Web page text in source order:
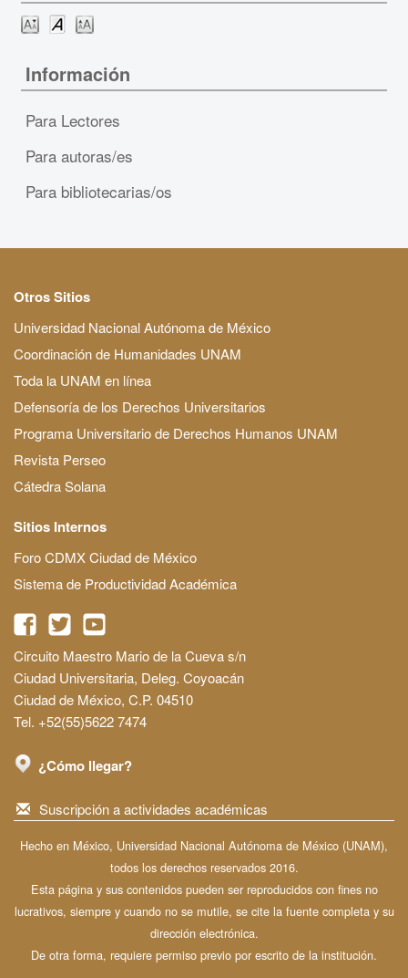
Información
Para Lectores
Para autoras/es
Para bibliotecarias/os
Otros Sitios
Universidad Nacional Autónoma de México
Coordinación de Humanidades UNAM
Toda la UNAM en línea
Defensoría de los Derechos Universitarios
Programa Universitario de Derechos Humanos UNAM
Revista Perseo
Cátedra Solana
Sitios Internos
Foro CDMX Ciudad de México
Sistema de Productividad Académica
Circuito Maestro Mario de la Cueva s/n
Ciudad Universitaria, Deleg. Coyoacán
Ciudad de México, C.P. 04510
Tel. +52(55)5622 7474
¿Cómo llegar?
Suscripción a actividades académicas
Hecho en México, Universidad Nacional Autónoma de México (UNAM),
todos los derechos reservados 2016.
Esta página y sus contenidos pueden ser reproducidos con fines no
lucrativos, siempre y cuando no se mutile, se cite la fuente completa y su
dirección electrónica.
De otra forma, requiere permiso previo por escrito de la institución.